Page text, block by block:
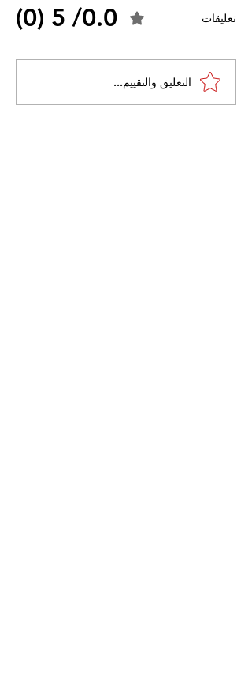
القضاء الإداري يقضي بحل
نقابة "كنابست"
تعليقات 0.0/ 5 (0)
التعليق والتقييم...